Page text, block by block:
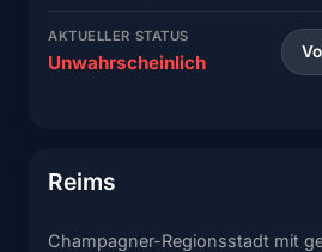
AKTUELLER STATUS
Unwahrscheinlich
Reims
Champagner-Regionsstadt mit